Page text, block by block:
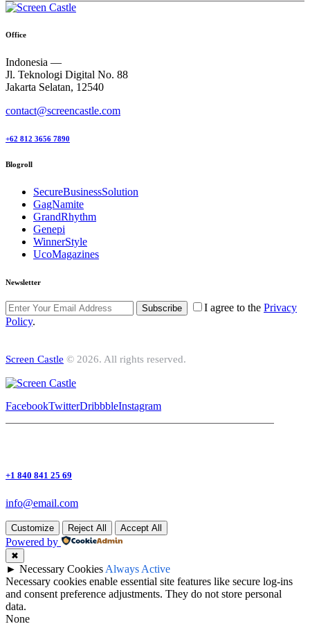
Office
Indonesia —
Jl. Teknologi Digital No. 88
Jakarta Selatan, 12540
contact@screencastle.com
+62 812 3656 7890
Blogroll
SecureBusinessSolution
GagNamite
GrandRhythm
Genepi
WinnerStyle
UcoMagazines
Newsletter
Subscribe I agree to the Privacy
Policy.
Screen Castle © 2026. All rights reserved.
FacebookTwitterDribbbleInstagram
+1 840 841 25 69
info@email.com
Customize Reject All Accept All
Powered by
✖
► Necessary Cookies Always Active
Necessary cookies enable essential site features like secure log-ins
and consent preference adjustments. They do not store personal
data.
None